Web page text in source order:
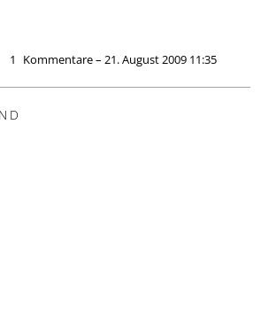
1 Kommentare – 21. August 2009 11:35